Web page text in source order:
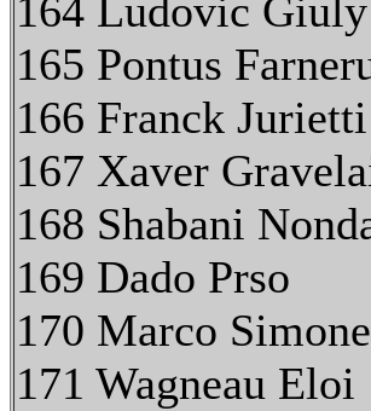
164 Ludovic Giuly
165 Pontus
166 Franck Jurietti
167 Xaver
168 Shabani
169 Dado Prso
170 Marco Simone
171 Wagneau Eloi